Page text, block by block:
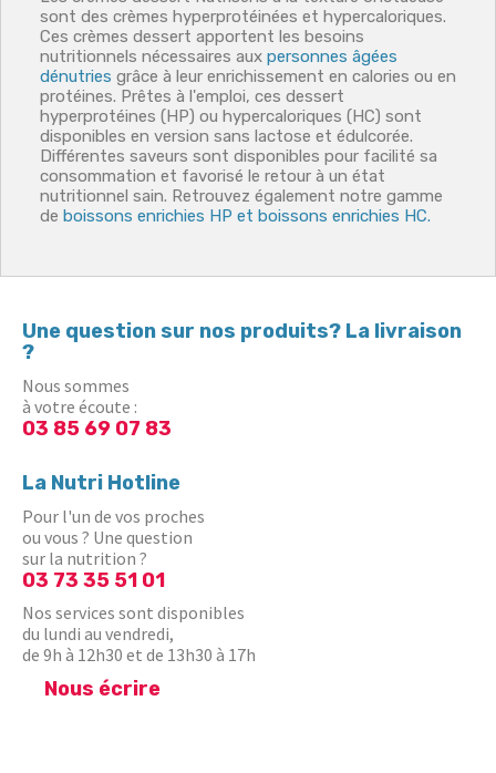
Une question sur nos produits? La livraison
?
Nous sommes
à votre écoute :
03 85 69 07 83
La Nutri Hotline
Pour l'un de vos proches
ou vous ? Une question
sur la nutrition ?
03 73 35 51 01
Nos services sont disponibles
du lundi au vendredi,
de 9h à 12h30 et de 13h30 à 17h
Nous écrire
sont des crèmes hyperprotéinées et hypercaloriques.
Ces crèmes dessert apportent les besoins
nutritionnels nécessaires aux personnes âgées
dénutries grâce à leur enrichissement en calories ou en
protéines. Prêtes à l'emploi, ces dessert
hyperprotéines (HP) ou hypercaloriques (HC) sont
disponibles en version sans lactose et édulcorée.
Différentes saveurs sont disponibles pour facilité sa
consommation et favorisé le retour à un état
nutritionnel sain. Retrouvez également notre gamme
de boissons enrichies HP et boissons enrichies HC.